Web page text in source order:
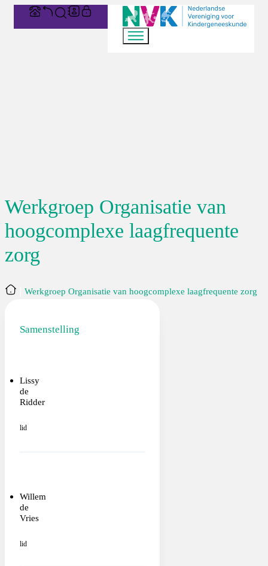
Werkgroep Organisatie van
hoogcomplexe laagfrequente
zorg
HomeWerkgroep Organisatie van hoogcomplexe laagfrequente zorg
Samenstelling
Lissy
de
Ridder
lid
Willem
de
Vries
lid